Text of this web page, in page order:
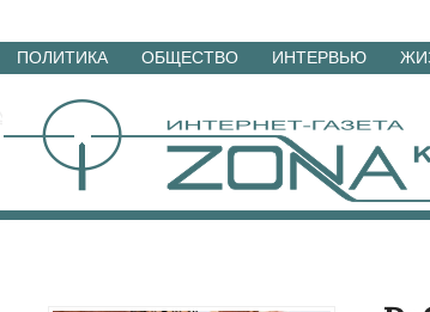
Перейти
материалам
ПОЛИТИКА ОБЩЕСТВО ИНТЕРВЬЮ